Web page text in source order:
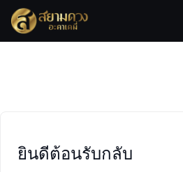
Skip
content
ยินดีต้อนรับกลับ